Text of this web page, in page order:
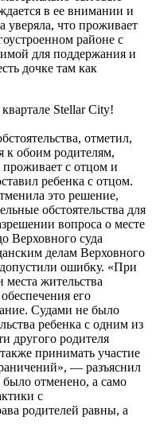
в ее внимании и
уверяла, что проживает
районе с
для поддержания и
дочке там как
Stellar City!
отметил,
к обоим родителям,
с отцом и
ребенка с отцом.
это решение,
обстоятельства для
вопроса о месте
Верховного суда
делам Верховного
ошибку. «При
жительства
его
Судами не было
ребенка с одним из
другого родителя
принимать участие
— разъяснил
отменено, а само
с
родителей равны, а